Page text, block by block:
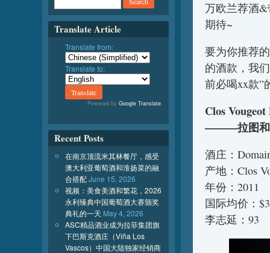
万欧兰荐酒
期待~
要为你推荐
的酒款，我
前必喝xx款”
Clos
———拉图和
酒庄：
产地：Clos
年份：2011
国际均价：
李志延：93
Translate Article
Translate from:
Translate to:
Powered by Google Translate.
Recent Posts
在南京顶流米其林餐厅，感受
澳大利亚葡萄酒和淮扬菜的融
合搭配June 15, 2026
视频：美食美酒和繁花，2026
永利臻典中国葡萄酒大赛颁奖
典礼的一天 May 4, 2026
ASC精品酒业成为拉菲集团旗
下巴斯克酒庄（Viña Los
Vascos）中国大陆独家经销商